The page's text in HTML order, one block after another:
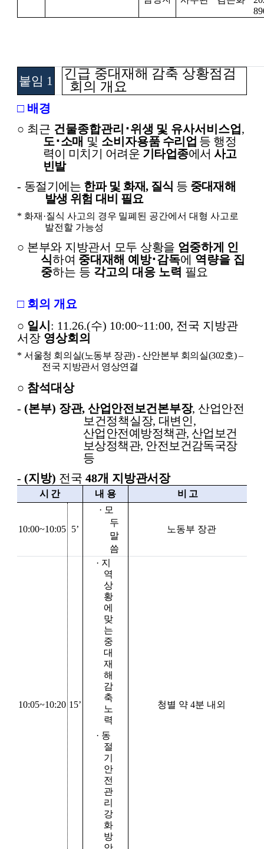
붙임 1
긴급 중대재해 감축 상황점검
회의 개요
□ 배경
○ 최근 건물종합관리 ･위생 및 유사서비스업,
도･소매 및 소비자용품 수리업 등 행정
력이 미치기 어려운 기타업종에서사고
빈발
- 동절기에는 한파 및 화재, 질식 등 중대재해
발생 위험 대비 필요
* 화재 ·질식 사고의 경우 밀폐된 공간에서 대형 사고로
발전할 가능성
○ 본부와 지방관서 모두 상황을 엄중하게 인
식하여 중대재해 예방･감독에 역량을 집
중하는 등 각고의 대응 노력 필요
□ 회의 개요
○ 일시 : 11.26.(수) 10:00~11:00, 전국 지방관
서장 영상회의
* 서울청 회의실(노동부 장관) -산안본부 회의실(302호)–
전국 지방관서 영상연결
○ 참석대상
- (본부) 장관, 산업안전보건본부장, 산업안전
보건정책실장, 대변인,
산업안전예방정책관, 산업보건
보상정책관, 안전보건감독국장
등
- (지방) 전국 48개 지방관서장
시 간 내 용 비 고
10:00~10:05 5’
· 모
두
말
씀
노동부 장관
10:05~10:20 15’
· 지
역
상
황
에
맞
는
중
대
재
해
감
축
노
력
· 동
절
기
안
전
관
리
강
화
방
청별 약4분 내외